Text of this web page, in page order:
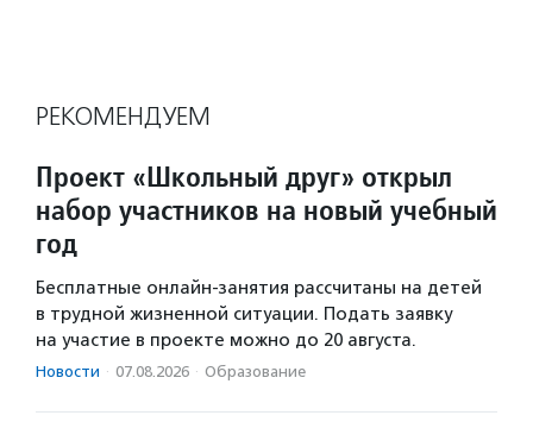
РЕКОМЕНДУЕМ
Проект «Школьный друг» открыл
набор участников на новый учебный
год
Бесплатные онлайн-занятия рассчитаны на детей
в трудной жизненной ситуации. Подать заявку
на участие в проекте можно до 20 августа.
Новости · 07.08.2026 · Образование